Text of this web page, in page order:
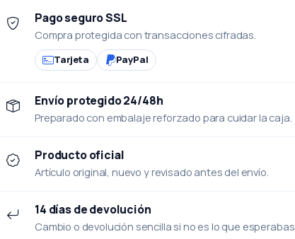
Pago seguro SSL
Compra protegida con transacciones cifradas.
Tarjeta PayPal
Envío protegido 24/48h
Preparado con embalaje reforzado para cuidar la caja.
Producto oficial
Artículo original, nuevo y revisado antes del envío.
14 días de devolución
Cambio o devolución sencilla si no es lo que esperabas.